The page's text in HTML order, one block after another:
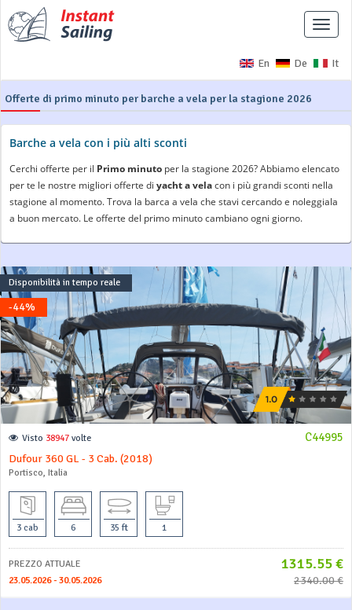
En De It
Offerte di primo minuto per barche a vela per la stagione 2026
Barche a vela con i più alti sconti
Cerchi offerte per il Primo minuto per la stagione 2026? Abbiamo elencato
per te le nostre migliori offerte di yacht a velacon i più grandi sconti nella
stagione al momento. Trova la barca a vela che stavi cercando e noleggiala
a buon mercato. Le offerte del primo minuto cambiano ogni giorno.
-44%
Disponibilità in tempo reale
C44995
Visto 38947 volte
Dufour 360 GL - 3 Cab. (2018)
Portisco, Italia
3 cab 6 35 ft 1
PREZZO ATTUALE 1315.55 €
23.05.2026 - 30.05.2026 2340.00 €